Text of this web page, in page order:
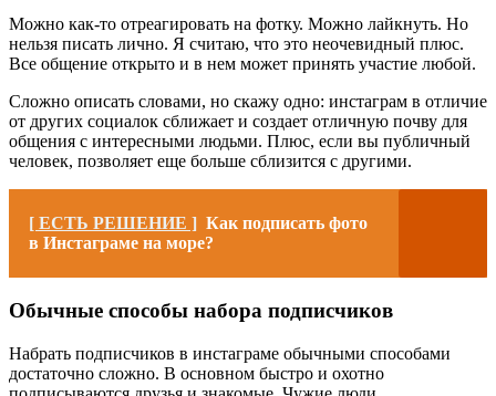
Можно как-то отреагировать на фотку. Можно лайкнуть. Но
нельзя писать лично. Я считаю, что это неочевидный плюс.
Все общение открыто и в нем может принять участие любой.
Сложно описать словами, но скажу одно: инстаграм в отличие
от других социалок сближает и создает отличную почву для
общения с интересными людьми. Плюс, если вы публичный
человек, позволяет еще больше сблизится с другими.
[ ЕСТЬ РЕШЕНИЕ ] Как подписать фото
в Инстаграме на море?
Обычные способы набора подписчиков
Набрать подписчиков в инстаграме обычными способами
достаточно сложно. В основном быстро и охотно